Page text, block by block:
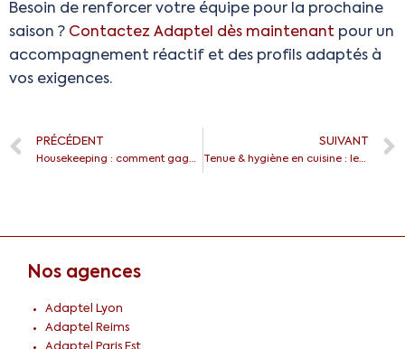
Besoin de renforcer votre équipe pour la prochaine
saison ? Contactez Adaptel dès maintenant pour un
accompagnement réactif et des profils adaptés à
vos exigences.
PRÉCÉDENT
Housekeeping : comment gagner du temps sans baisser la qualité
SUIVANT
Tenue & hygiène en cuisine : les indispensables
Nos agences
Adaptel Lyon
Adaptel Reims
Adaptel Paris Est